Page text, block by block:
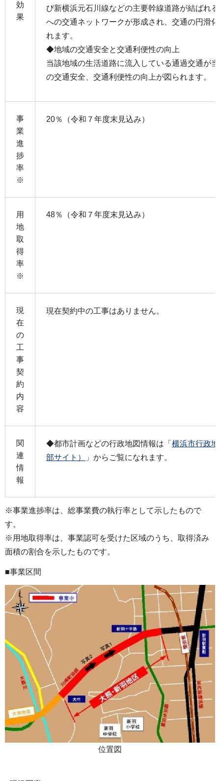
効
果
び新横浜元石川線などの主要幹線道路が結ばれ
への交通ネットワークが形成され、交通の円滑
れます。
◆地域の交通安全と交通利便性の向上
当該地域の生活道路に流入している通過交通が
の交通安全、交通利便性の向上が図られます。
事
業
進
捗
率
※
20％（令和７年度末見込み）
用
地
取
得
率
※
48％（令和７年度末見込み）
現
在
の
工
事
契
約
内
容
現在契約中の工事はありません。
関
連
情
報
◆都市計画などの行政地図情報は「 横浜市行政
部サイト）
」からご覧になれます。
※事業進捗率は、総事業費の執行率として示したもので
す。
※用地取得率は、事業認可を受けた区域のうち、取得済み
面積の割合を示したものです。
■事業区間
位置図